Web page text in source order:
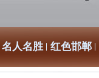
名人名胜 红色邯郸